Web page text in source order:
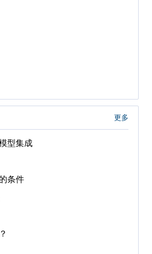
更多
型集成
条件